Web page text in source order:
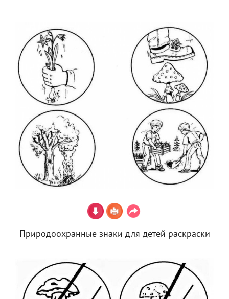
Природоохранные знаки для детей раскраски